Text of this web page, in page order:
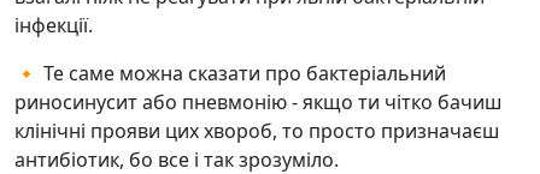
інфекції.
🔸 Те саме можна сказати про бактеріальний
риносинусит або пневмонію - якщо ти чітко бачиш
клінічні прояви цих хвороб, то просто призначаєш
антибіотик, бо все і так зрозуміло.